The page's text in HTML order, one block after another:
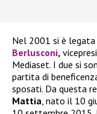
Nel 2001 si è
Berlusconi,
Mediaset. I due si
partita di
sposati. Da questa
Mattia , nato il 10